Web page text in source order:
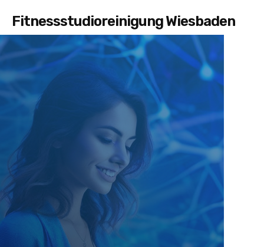
Fitnessstudioreinigung Wiesbaden